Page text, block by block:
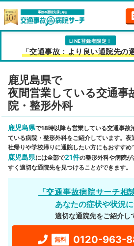
LINE登録者限定！
「交通事故：より良い通院先の
鹿児島県で
夜間営業している交通事
院・整形外科
鹿児島県で18時以降も営業している交通事故
ている病院・整形外科をご紹介しています。
社帰りや学校帰りに通院したい方にもおすすめ
鹿児島県には全部で21件の整形外科や病院
すく適切な通院先を見つけることができます。
「交通事故病院サーチ相
あなたの症状や状況
適切な通院先をご紹介し
無料 0120-963-